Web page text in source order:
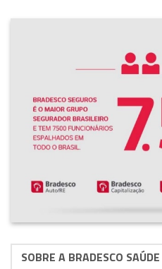
SOBRE A BRADESCO SAÚDE